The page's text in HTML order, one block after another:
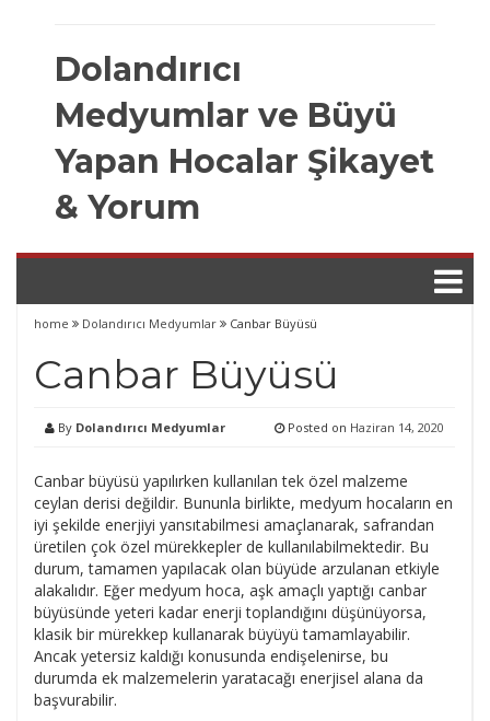
Dolandırıcı
Medyumlar ve Büyü
Yapan Hocalar Şikayet
& Yorum
home Dolandırıcı Medyumlar Canbar Büyüsü
Canbar Büyüsü
By Dolandırıcı Medyumlar Posted on Haziran 14, 2020
Canbar büyüsü yapılırken kullanılan tek özel malzeme
ceylan derisi değildir. Bununla birlikte, medyum hocaların en
iyi şekilde enerjiyi yansıtabilmesi amaçlanarak, safrandan
üretilen çok özel mürekkepler de kullanılabilmektedir. Bu
durum, tamamen yapılacak olan büyüde arzulanan etkiyle
alakalıdır. Eğer medyum hoca, aşk amaçlı yaptığı canbar
büyüsünde yeteri kadar enerji toplandığını düşünüyorsa,
klasik bir mürekkep kullanarak büyüyü tamamlayabilir.
Ancak yetersiz kaldığı konusunda endişelenirse, bu
durumda ek malzemelerin yaratacağı enerjisel alana da
başvurabilir.